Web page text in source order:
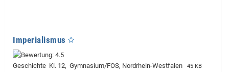
Imperialismus
Geschichte Kl. 12, Gymnasium/FOS, Nordrhein-Westfalen 45 KB